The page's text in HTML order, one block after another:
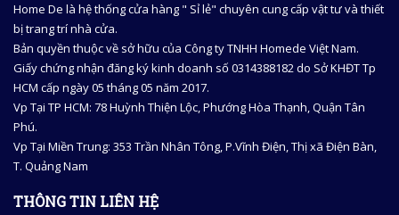
Home De là hệ thống cửa hàng " Sỉ lẻ" chuyên cung cấp vật tư và thiết
bị trang trí nhà cửa.
Bản quyền thuộc về sở hữu của Công ty TNHH Homede Việt Nam.
Giấy chứng nhận đăng ký kinh doanh số 0314388182 do Sở KHĐT Tp
HCM cấp ngày 05 tháng 05 năm 2017.
Vp Tại TP HCM: 78 Huỳnh Thiện Lộc, Phướng Hòa Thạnh, Quận Tân
Phú.
Vp Tại Miền Trung: 353 Trần Nhân Tông, P.Vĩnh Điện, Thị xã Điện Bàn,
T. Quảng Nam
THÔNG TIN LIÊN HỆ